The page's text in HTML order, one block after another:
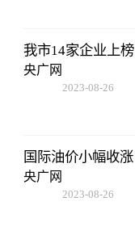
我市14家企业上榜
央广网
2023-08-26
国际油价小幅收涨
央广网
2023-08-26